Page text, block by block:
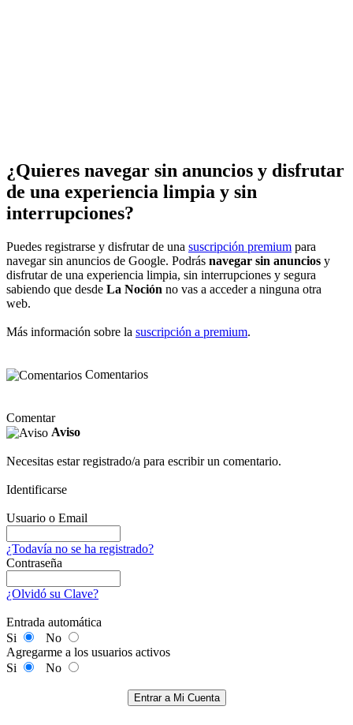
¿Quieres navegar sin anuncios y disfrutar
de una experiencia limpia y sin
interrupciones?
Puedes registrarse y disfrutar de una suscripción premium para
navegar sin anuncios de Google. Podrás navegar sin anuncios y
disfrutar de una experiencia limpia, sin interrupciones y segura
sabiendo que desde La Noción no vas a acceder a ninguna otra
web.
Más información sobre la suscripción a premium.
Comentarios
Comentar
Aviso
Necesitas estar registrado/a para escribir un comentario.
Identificarse
Usuario o Email
¿Todavía no se ha registrado?
Contraseña
¿Olvidó su Clave?
Entrada automática
Si
No
Agregarme a los usuarios activos
Si
No
Entrar a Mi Cuenta